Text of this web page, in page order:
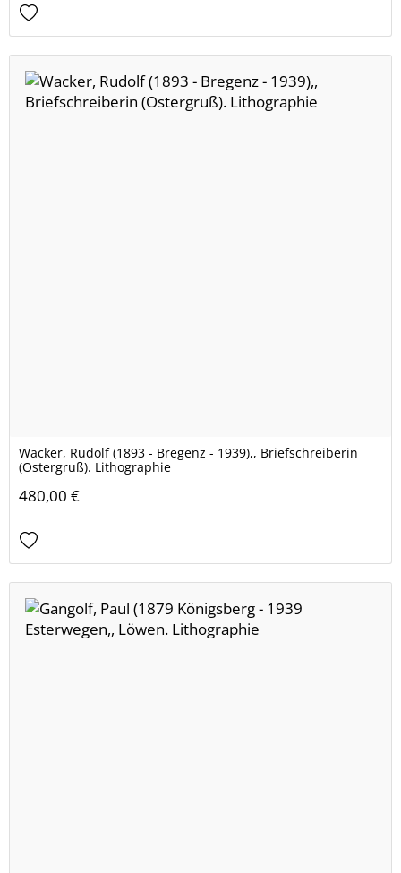
Wacker, Rudolf (1893 - Bregenz - 1939),, Briefschreiberin
(Ostergruß). Lithographie
480,00 €